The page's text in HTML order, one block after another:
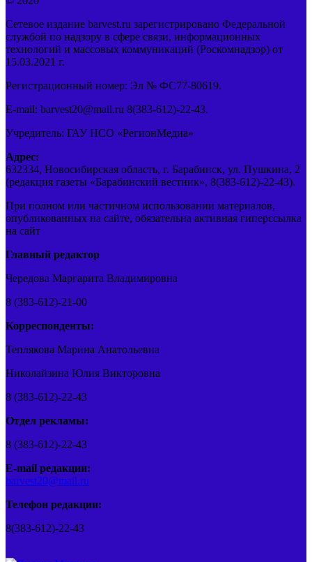
Сетевое издание barvest.ru зарегистрировано Федеральной
службой по надзору в сфере связи, информационных
технологий и массовых коммуникаций (Роскомнадзор) от
15.03.2021 г.
Регистрационный номер: Эл № ФС77-80619.
E-mail: barvest20@mail.ru 8(383-612)-22-43.
Учредитель: ГАУ НСО «РегионМедиа»
Адрес:
632334, Новосибирская область, г. Барабинск, ул. Пушкина, 2
(редакция газеты «Барабинский вестник», 8(383-612)-22-43).
При полном или частичном использовании материалов,
опубликованных на сайте, обязательна активная гиперссылка
на сайт
Главный редактор
Чередова Маргарита Владимировна
8 (383-612)-21-00
Корреспонденты:
Теплякова Марина Анатольевна
Николайзина Юлия Викторовна
8 (383-612)-22-43
Отдел рекламы:
8 (383-612)-22-43
E-mail редакции:
barvest20@mail.ru
Телефон редакции:
8(383-612)-22-43